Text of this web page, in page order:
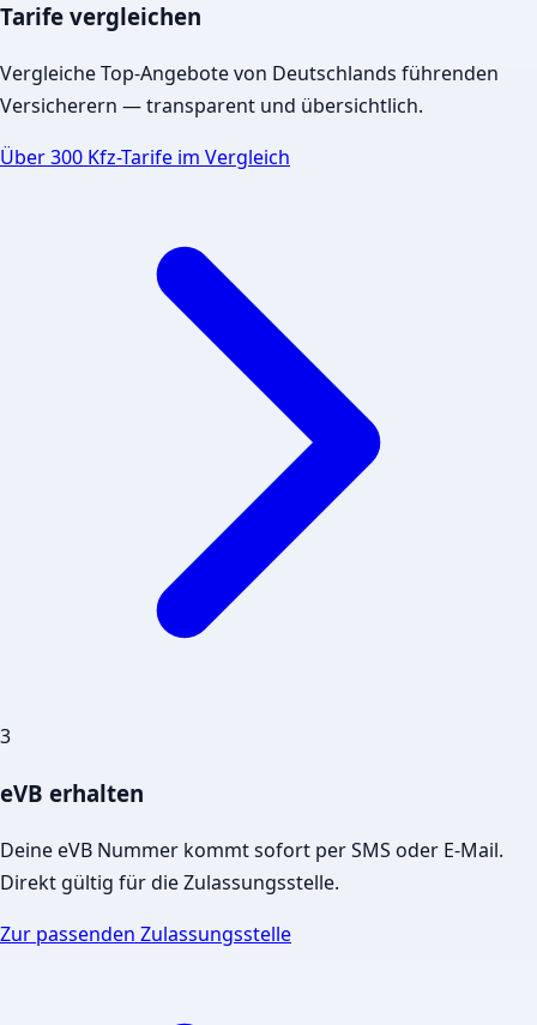
Tarife vergleichen
Vergleiche Top-Angebote von Deutschlands führenden
Versicherern — transparent und übersichtlich.
Über 300 Kfz-Tarife im Vergleich
3
eVB erhalten
Deine eVB Nummer kommt sofort per SMS oder E-Mail.
Direkt gültig für die Zulassungsstelle.
Zur passenden Zulassungsstelle